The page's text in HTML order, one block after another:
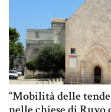
“Mobilità delle